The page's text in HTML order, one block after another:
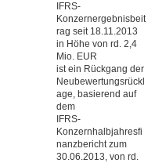
IFRS-
Konzernergebnisbeit
rag seit 18.11.2013
in Höhe von rd. 2,4
Mio. EUR
ist ein Rückgang der
Neubewertungsrückl
age, basierend auf
dem
IFRS-
Konzernhalbjahresfi
nanzbericht zum
30.06.2013, von rd.